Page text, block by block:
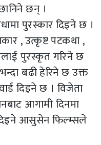
छन् ।
पुरस्कार दिइने छ ।
, उत्कृष्ट पटकथा ,
पुरस्कृत गरिने छ
बढी हेरिने छ उक्त
दिइने छ । विजेता
आगामी दिनमा
आसुसेन फिल्म्सले